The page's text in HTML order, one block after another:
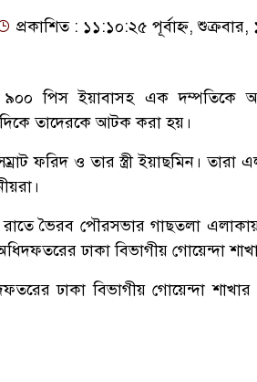
প্রকাশিত : ১১:১০:২৫ পূর্বাহ্ন,
৯০০ পিস ইয়াবাসহ এক দম্পতিকে
তাদেরকে আটক করা হয়।
ফরিদ ও তার স্ত্রী ইয়াছমিন। তারা
রাতে ভৈরব পৌরসভার গাছতলা
ঢাকা বিভাগীয় গোয়েন্দা
ঢাকা বিভাগীয় গোয়েন্দা